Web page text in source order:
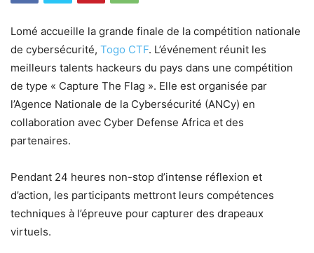
Lomé accueille la grande finale de la compétition nationale
de cybersécurité, Togo CTF. L’événement réunit les
meilleurs talents hackeurs du pays dans une compétition
de type « Capture The Flag ». Elle est organisée par
l’Agence Nationale de la Cybersécurité (ANCy) en
collaboration avec Cyber Defense Africa et des
partenaires.
Pendant 24 heures non-stop d’intense réflexion et
d’action, les participants mettront leurs compétences
techniques à l’épreuve pour capturer des drapeaux
virtuels.